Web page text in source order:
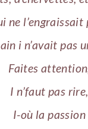
ne
i n’avait pas
Faites
I n’faut pas rire,
I-où la passion